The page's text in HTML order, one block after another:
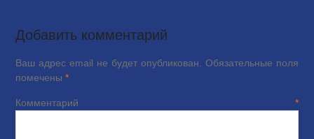
Добавить комментарий
Ваш адрес email не будет опубликован.
Обязательные поля
помечены *
Комментарий*